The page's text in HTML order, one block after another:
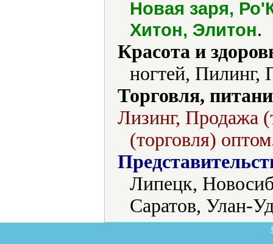
Новая заря,
Хитон, Элитон.
Красота и
ногтей, Пилинг,
Торговля,
Лизинг, Продажа
(торговля)
Липецк,
Саратов, Улан-